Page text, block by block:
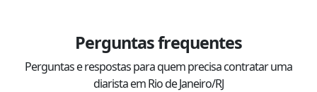
Perguntas frequentes
Perguntas e respostas para quem precisa contratar uma
diarista em Rio de Janeiro/RJ